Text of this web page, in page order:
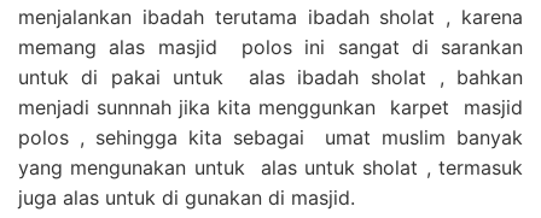
menjalankan ibadah terutama ibadah sholat , karena
memang alas masjid polos ini sangat di sarankan
untuk di pakai untuk alas ibadah sholat , bahkan
menjadi sunnnah jika kita menggunkan karpet masjid
polos , sehingga kita sebagai umat muslim banyak
yang mengunakan untuk alas untuk sholat , termasuk
juga alas untuk di gunakan di masjid.